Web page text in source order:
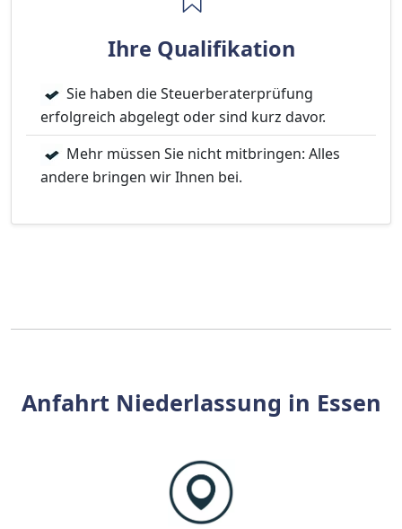
Ihre Qualifikation
Sie haben die Steuerberaterprüfung
erfolgreich abgelegt oder sind kurz davor.
Mehr müssen Sie nicht mitbringen: Alles
andere bringen wir Ihnen bei.
Anfahrt Niederlassung in Essen